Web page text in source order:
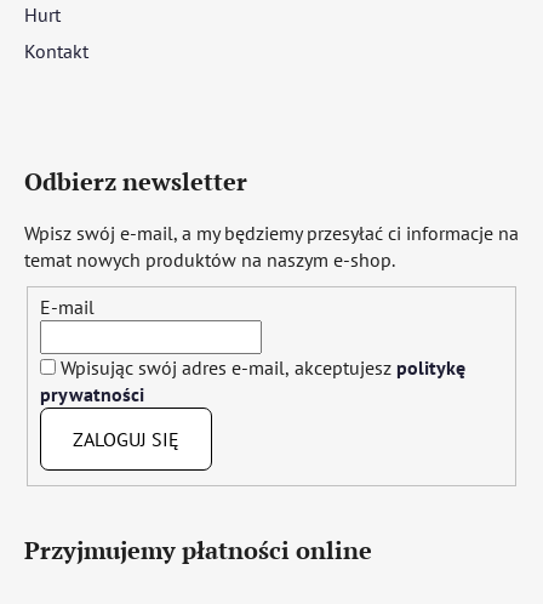
Hurt
Kontakt
Odbierz newsletter
Wpisz swój e-mail, a my będziemy przesyłać ci informacje na
temat nowych produktów na naszym e-shop.
E-mail
Wpisując swój adres e-mail, akceptujesz politykę
prywatności
ZALOGUJ SIĘ
Przyjmujemy płatności online